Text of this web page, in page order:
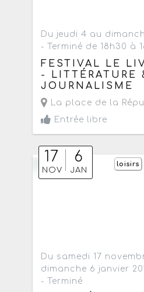
Du jeudi 4 au
- Terminé de 18h30 à
FESTIVAL LE
- LITTÉRATURE
JOURNALISME
La place de la
Entrée libre
17
NOV
6
JAN
loisirs
Du samedi 17
dimanche 6 janvier
- Terminé